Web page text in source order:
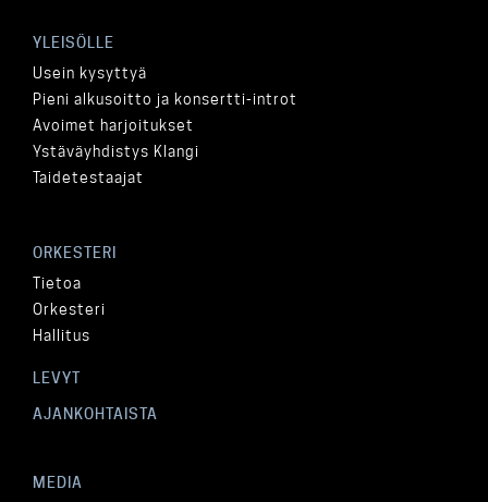
YLEISÖLLE
Usein kysyttyä
Pieni alkusoitto ja konsertti-introt
Avoimet harjoitukset
Ystäväyhdistys Klangi
Taidetestaajat
ORKESTERI
Tietoa
Orkesteri
Hallitus
LEVYT
AJANKOHTAISTA
MEDIA